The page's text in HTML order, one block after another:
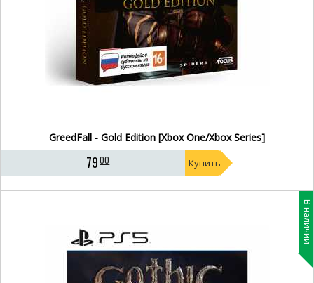
GreedFall - Gold Edition [Xbox One/Xbox Series]
7900 Купить
В наличии